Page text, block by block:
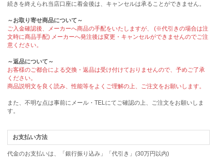
続きを終えられ当店口座に着金後は、キャンセルは承ることができません。
～お取り寄せ商品について～
ご入金確認後、メーカーへ商品の手配をいたしますが、 (※代引きの場合は注
文時に商品手配) メーカーへ発注後は変更・キャンセルができませんのでご注
意ください。
～返品について～
お客様のご都合による交換・返品は受け付けておりませんので、予めご了承
ください。
商品説明文を良く読み、性能等をよくご理解の上、ご注文をお願いします。
また、不明な点は事前にメール・TELにてご確認の上、ご注文をお願いしま
す。
お支払い方法
代金のお支払いは、「銀行振り込み」「代引き」(30万円以内)